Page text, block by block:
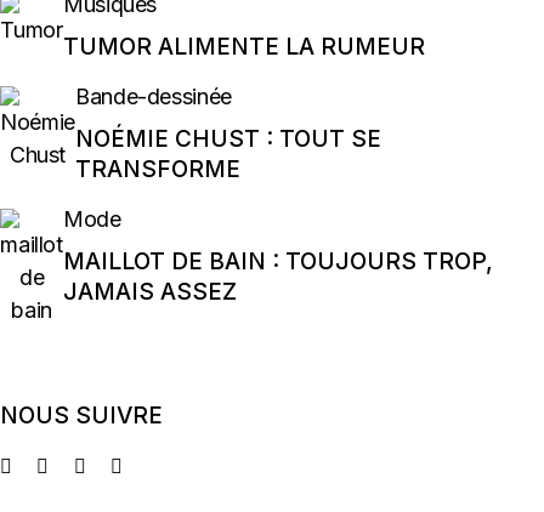
TUMOR ALIMENTE LA RUMEUR
Bande-dessinée
NOÉMIE CHUST : TOUT SE
TRANSFORME
Mode
MAILLOT DE BAIN : TOUJOURS TROP,
JAMAIS ASSEZ
NOUS SUIVRE